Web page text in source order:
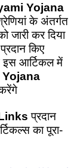
Yojana
के अंतर्गत
जारी कर दिया
किए
इस आर्टिकल में
प्रदान
का पूरा-